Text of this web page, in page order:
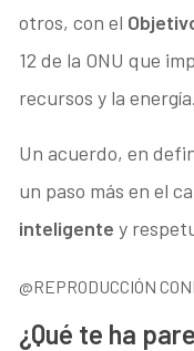
otros, con el
12 de la ONU que
recursos y la energía.
Un acuerdo, en
un paso más en el
inteligente y
@REPRODUCCIÓN
¿Qué te ha